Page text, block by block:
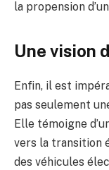
la propension
Une vision
Enfin, il est
pas seulement
Elle témoigne
vers la transition
des véhicules